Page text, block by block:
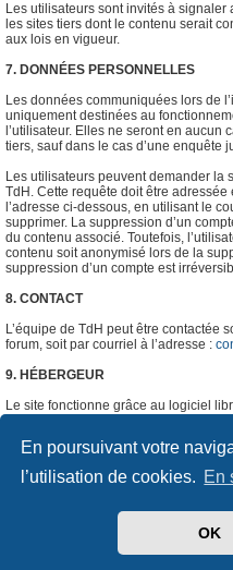
En poursuivant votre
l’utilisation de cookies. En
OK
Les utilisateurs sont invités à
les sites tiers dont le contenu serait
aux lois en vigueur.
7. DONNÉES PERSONNELLES
Les données communiquées lors de
uniquement destinées au
l’utilisateur. Elles ne seront en aucun
tiers, sauf dans le cas d’une enquête
Les utilisateurs peuvent demander la
TdH. Cette requête doit être
l’adresse ci-dessous, en utilisant le
supprimer. La suppression d’un
du contenu associé. Toutefois,
contenu soit anonymisé lors de la
suppression d’un compte est
8. CONTACT
L’équipe de TdH peut être contactée
forum, soit par courriel à l’adresse :
9. HÉBERGEUR
Le site fonctionne grâce au logiciel
France.
phpBB ®